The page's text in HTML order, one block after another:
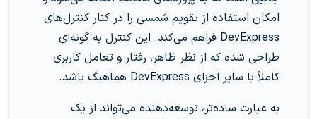
امکان استفاده از تقویم شمسی را در کنار کنترل‌های
DevExpress فراهم می‌کند. این کنترل به گونه‌ای
طراحی شده که از نظر ظاهر، رفتار و تعامل کاربری
کاملاً با سایر اجزای DevExpress هماهنگ باشد.
به عبارت ساده‌تر، توسعه‌دهنده می‌تواند از یک